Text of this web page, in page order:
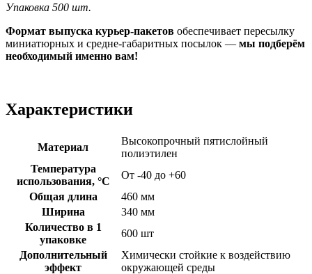
Упаковка 500 шт.
Формат выпуска курьер-пакетов обеспечивает пересылку
миниатюрных и средне-габаритных посылок — мы подберём
необходимый именно вам!
Характеристики
Материал
Высокопрочный пятислойный
полиэтилен
Температура
использования, °C
От -40 до +60
Общая длина
460 мм
Ширина
340 мм
Количество в 1
упаковке
600 шт
Дополнительный
эффект
Химически стойкие к воздействию
окружающей среды